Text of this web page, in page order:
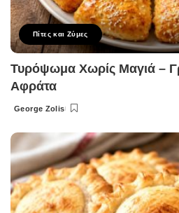
Πίτες και Ζύμες
Τυρόψωμα Χωρίς Μαγιά –
Αφράτα
Posted
George Zolis